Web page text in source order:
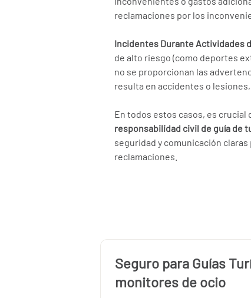
reclamaciones por los
Incidentes Durante Actividades
de alto riesgo (como deportes
no se proporcionan las
resulta en accidentes o
En todos estos casos, es crucial
responsabilidad civil de guía de
seguridad y comunicación
reclamaciones.
Seguro para Guías
monitores de ocio